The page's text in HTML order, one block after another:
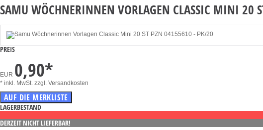
SAMU WÖCHNERINNEN VORLAGEN CLASSIC MINI
PREIS
EUR 0,90*
* inkl. MwSt. zzgl. Versandkosten
LAGERBESTAND
DERZEIT NICHT LIEFERBAR!